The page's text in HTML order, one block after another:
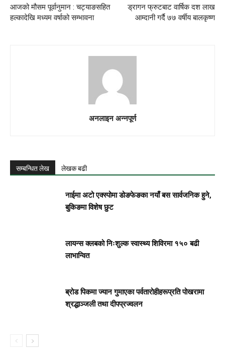
आजको मौसम पूर्वानुमान : चट्याङसहित
हल्कादेखि मध्यम वर्षाको सम्भावना
ड्रागन फ्रुटबाट वार्षिक दश लाख
आम्दानी गर्दै ७७ वर्षीय बालकृष्ण
अनलाइन अन्नपूर्ण
सम्बन्धित लेख लेखक बढी
नाईमा अटो एक्स्पोमा डोङफेङका नयाँ बस सार्वजनिक हुने,
बुकिङमा विशेष छुट
लायन्स क्लबको निःशुल्क स्वास्थ्य शिविरमा १५० बढी
लाभान्वित
ब्रोड पिकमा ज्यान गुमाएका पर्वतारोहीहरूप्रति पोखरामा
श्रद्धाञ्जली तथा दीपप्रज्वलन